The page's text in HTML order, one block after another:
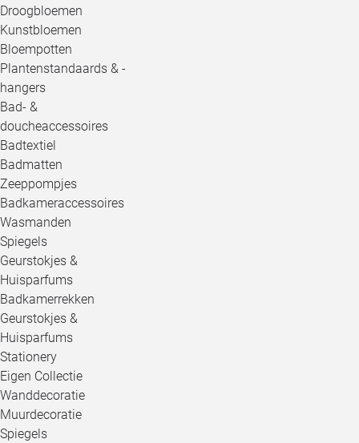
Droogbloemen
Kunstbloemen
Bloempotten
Plantenstandaards & -
hangers
Bad- &
doucheaccessoires
Badtextiel
Badmatten
Zeeppompjes
Badkameraccessoires
Wasmanden
Spiegels
Geurstokjes &
Huisparfums
Badkamerrekken
Geurstokjes &
Huisparfums
Stationery
Eigen Collectie
Wanddecoratie
Muurdecoratie
Spiegels